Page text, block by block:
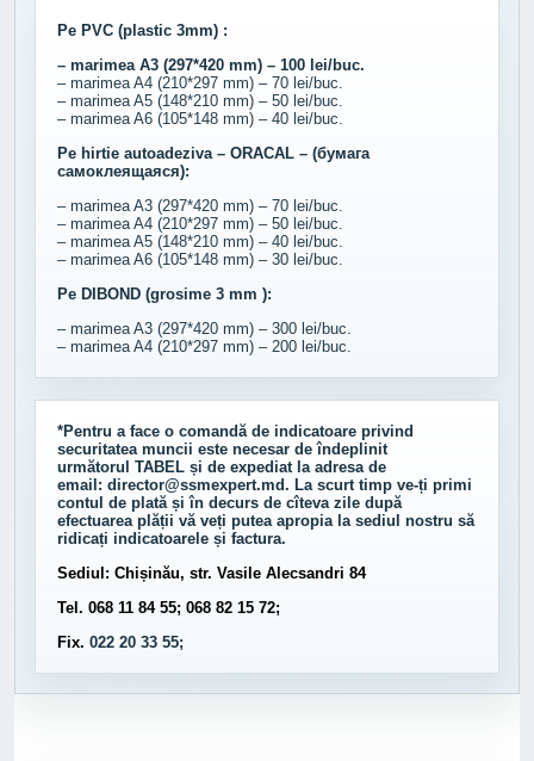
Pe PVC (plastic 3mm) :
– marimea A3 (297*420 mm) – 100 lei/buc.
– marimea A4 (210*297 mm) – 70 lei/buc.
– marimea A5 (148*210 mm) – 50 lei/buc.
– marimea A6 (105*148 mm) – 40 lei/buc.
Pe hirtie autoadeziva – ORACAL – (бумага
самоклеящаяся):
– marimea A3 (297*420 mm) – 70 lei/buc.
– marimea A4 (210*297 mm) – 50 lei/buc.
– marimea A5 (148*210 mm) – 40 lei/buc.
– marimea A6 (105*148 mm) – 30 lei/buc.
Pe DIBOND (grosime 3 mm ):
– marimea A3 (297*420 mm) – 300 lei/buc.
– marimea A4 (210*297 mm) – 200 lei/buc.
*Pentru a face o comandă de indicatoare privind
securitatea muncii este necesar de îndeplinit
următorul TABEL și de expediat la adresa de
email: director@ssmexpert.md. La scurt timp ve-ți primi
contul de plată și în decurs de cîteva zile după
efectuarea plății vă veți putea apropia la sediul nostru să
ridicați indicatoarele și factura.
Sediul: Chișinău, str. Vasile Alecsandri 84
Tel. 068 11 84 55; 068 82 15 72;
Fix. 022 20 33 55;